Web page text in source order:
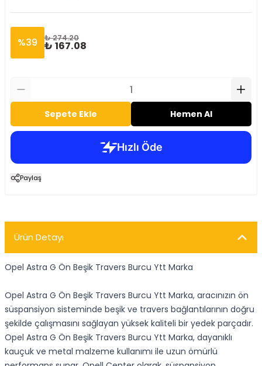
%39 ₺ 274.20
₺ 167.08
Sepete Ekle Hemen Al
Paylaş
Ürün Detayı
Opel Astra G Ön Beşik Travers Burcu Ytt Marka
Opel Astra G Ön Beşik Travers Burcu Ytt Marka, aracınızın ön
süspansiyon sisteminde beşik ve travers bağlantılarının doğru
şekilde çalışmasını sağlayan yüksek kaliteli bir yedek parçadır.
Opel Astra G Ön Beşik Travers Burcu Ytt Marka, dayanıklı
kauçuk ve metal malzeme kullanımı ile uzun ömürlü